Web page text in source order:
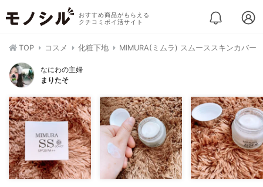
おすすめ商品がもらえる
クチコミポイ活サイト
TOP コスメ 化粧下地 MIMURA(ミムラ) スムーススキンカバー
なにわの主婦
まりたそ